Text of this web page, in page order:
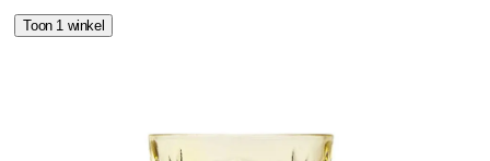
Toon 1 winkel